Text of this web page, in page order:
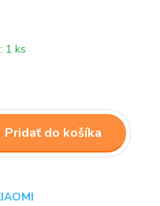
1 ks
Pridať do košíka